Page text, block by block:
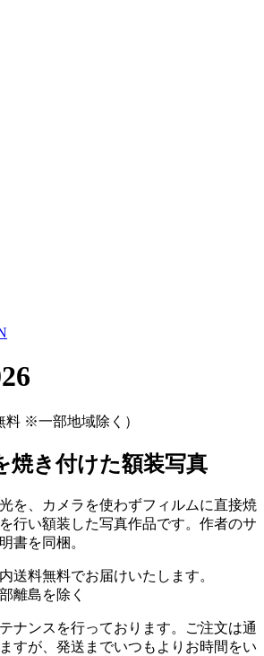
料 ※一部地域除く）
焼き付けた額装写真
を、カメラを使わずフィルムに直接焼
行い額装した写真作品です。作者のサ
書を同梱。
送料無料でお届けいたします。
離島を除く
ナンスを行っております。ご注文は通
すが、発送までいつもよりお時間をい